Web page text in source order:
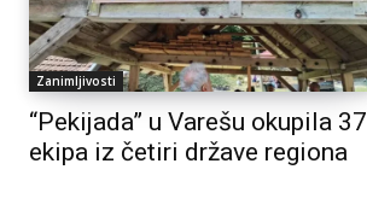
Zanimljivosti
“Pekijada” u Varešu okupila 37
ekipa iz četiri države regiona